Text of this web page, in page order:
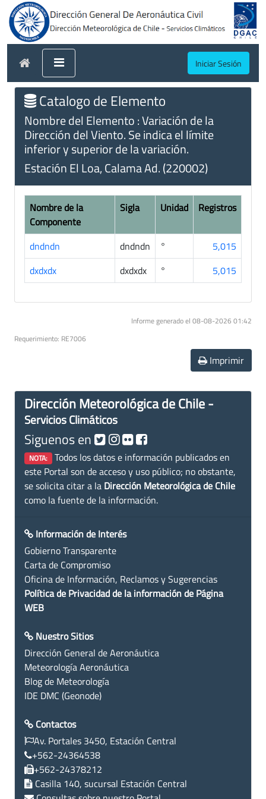
Iniciar Sesión
Catalogo de Elemento
Nombre del Elemento : Variación de la
Dirección del Viento. Se indica el límite
inferior y superior de la variación.
Estación El Loa, Calama Ad. (220002)
Nombre de la
Componente
Sigla Unidad Registros
dndndn dndndn °
5,015
dxdxdx
dxdxdx ° 5,015
Informe generado el 08-08-2026 01:42
Requerimiento: RE7006
Imprimir
Dirección Meteorológica de Chile -
Servicios Climáticos
Siguenos en
NOTA: Todos los datos e información publicados en
este Portal son de acceso y uso público; no obstante,
se solicita citar a la Dirección Meteorológica de Chile
como la fuente de la información.
Información de Interés
Gobierno Transparente
Carta de Compromiso
Oficina de Información, Reclamos y Sugerencias
Política de Privacidad de la información de Página
WEB
Nuestro Sitios
Dirección General de Aeronáutica
Meteorología Aeronáutica
Blog de Meteorología
IDE DMC (Geonode)
Contactos
Av. Portales 3450, Estación Central
+562-24364538
+562-24378212
Casilla 140, sucursal Estación Central